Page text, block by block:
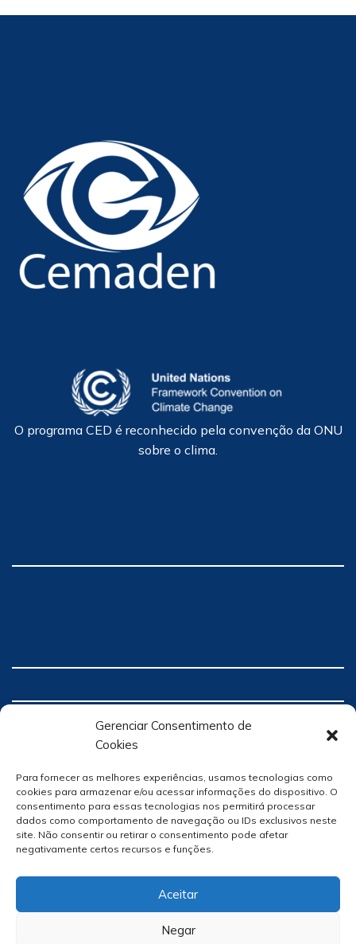
Gerenciar Consentimento de
Cookies
Para fornecer as melhores experiências, usamos tecnologias como
cookies para armazenar e/ou acessar informações do dispositivo. O
consentimento para essas tecnologias nos permitirá processar
dados como comportamento de navegação ou IDs exclusivos neste
site. Não consentir ou retirar o consentimento pode afetar
negativamente certos recursos e funções.
Aceitar
Negar
O programa CED é reconhecido pela convenção da ONU
sobre o clima.